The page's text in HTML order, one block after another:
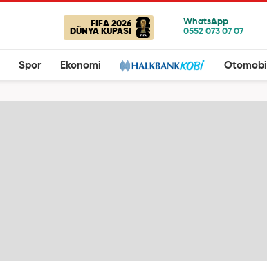
FIFA 2026
DÜNYA KUPASI
Spor Ekonomi Otomobil